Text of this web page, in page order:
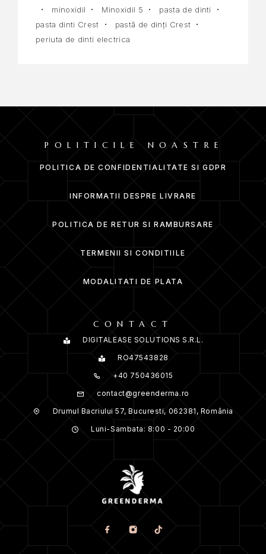
minoxidil
Minoxidil 5
pasta de dinti
pasta dinti Crest
pastă de dinți Crest
periuta de dinti electrica
POLITICILE NOASTRE
POLITICA DE CONFIDENTIALITATE SI GDPR
INFORMATII DESPRE LIVRARE
POLITICA DE RETUR SI RAMBURSARE
TERMENII SI CONDITIILE
MODALITATI DE PLATA
CONTACT
DIGITALEASE SOLUTIONS S.R.L.
RO47543828
+40 750436015
contact@greenderma.ro
Drumul Bacriului 57, Bucuresti, 062381, România
Luni-Sambata: 8:00 - 20:00